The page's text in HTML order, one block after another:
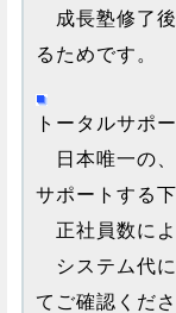
成長塾修了後
るためです。
トータルサポ
日本唯一の、
サポートする
正社員数によ
システム代に
てご確認くださ